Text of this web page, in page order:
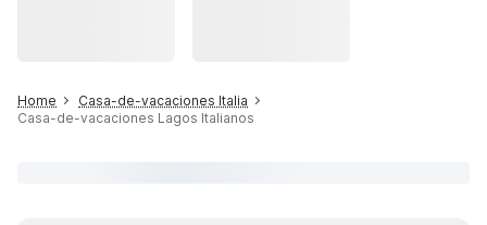
Home
Casa-de-vacaciones Italia
Casa-de-vacaciones Lagos Italianos